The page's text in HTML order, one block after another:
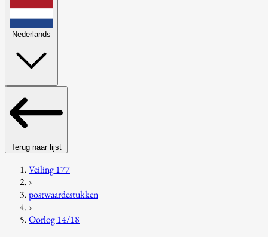
Nederlands
Terug naar lijst
Veiling 177
›
postwaardestukken
›
Oorlog 14/18